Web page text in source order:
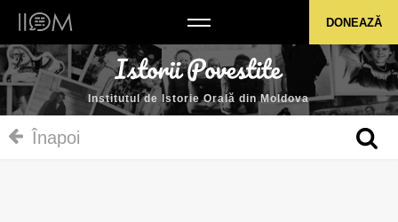
Institutul de Istorie Orală din MoldovaDONEAZĂ
Institutul de Istorie Orală din Moldova
Înapoi